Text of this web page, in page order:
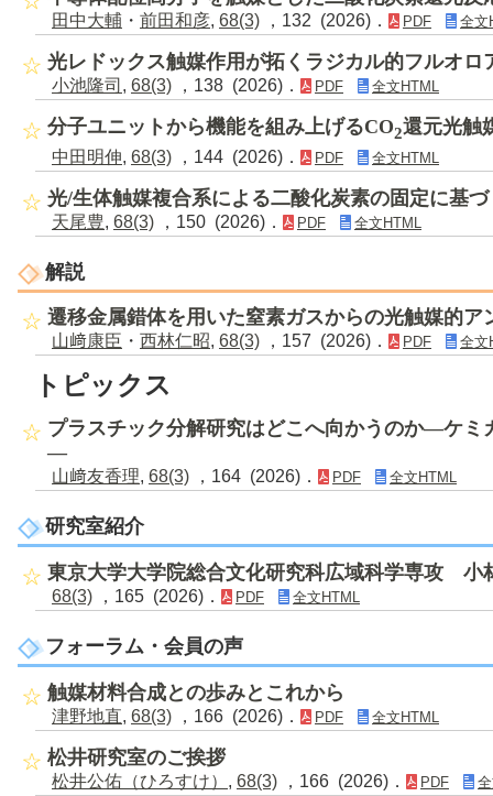
田中大輔 ・ 前田和彦, 68(3) ，132 (2026)． PDF 全文
光レドックス触媒作用が拓くラジカル的フルオロ
小池隆司 , 68(3) ，138 (2026)． PDF 全文HTML
分子ユニットから機能を組み上げるCO2還元光触
中田明伸, 68(3) ，144 (2026)． PDF 全文HTML
光/生体触媒複合系による二酸化炭素の固定に基
天尾豊, 68(3) ，150 (2026)． PDF 全文HTML
解説
遷移金属錯体を用いた窒素ガスからの光触媒的ア
山﨑康臣 ・ 西林仁昭, 68(3) ，157 (2026)． PDF 全文
トピックス
プラスチック分解研究はどこへ向かうのか―ケミ
―
山﨑友香理, 68(3) ，164 (2026)． PDF 全文HTML
研究室紹介
東京大学大学院総合文化研究科広域科学専攻 小
68(3) ，165 (2026)． PDF 全文HTML
フォーラム・会員の声
触媒材料合成との歩みとこれから
津野地直, 68(3) ，166 (2026)． PDF 全文HTML
松井研究室のご挨拶
松井公佑（ひろすけ） , 68(3) ，166 (2026)． PDF